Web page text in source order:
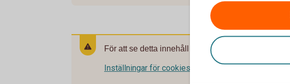
För att se detta innehåll behöver du först
Inställningar för cookies